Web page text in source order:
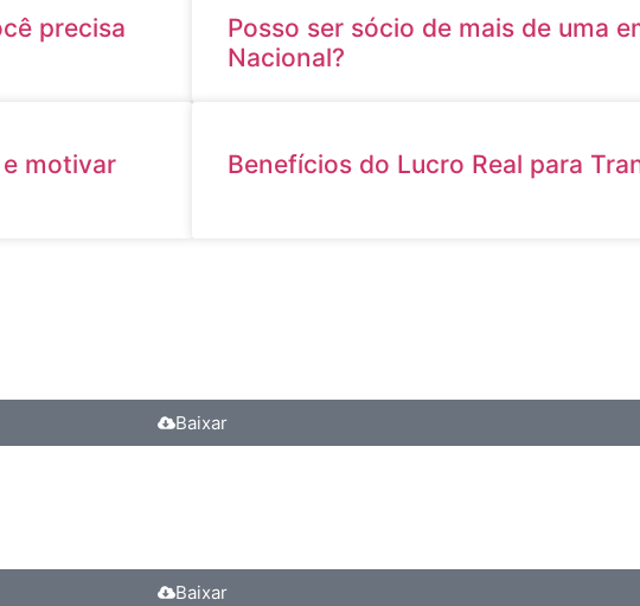
precisa
Posso ser sócio de mais de uma
Nacional?
motivar
Benefícios do Lucro Real para
Baixar
Baixar